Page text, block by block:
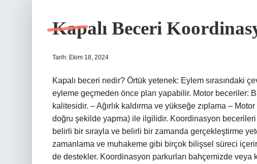
Kapalı Beceri
Tarih: Ekim 18, 2024
Kapalı beceri nedir? Örtük yetenek: Eylem sırasındaki
eyleme geçmeden önce plan yapabilir. Motor beceriler:
kalitesidir. – Ağırlık kaldırma ve yükseğe zıplama –
doğru şekilde yapma) ile ilgilidir. Koordinasyon
belirli bir sırayla ve belirli bir zamanda gerçekleştirme
zamanlama ve muhakeme gibi birçok bilişsel süreci
de destekler. Koordinasyon parkurları bahçemizde